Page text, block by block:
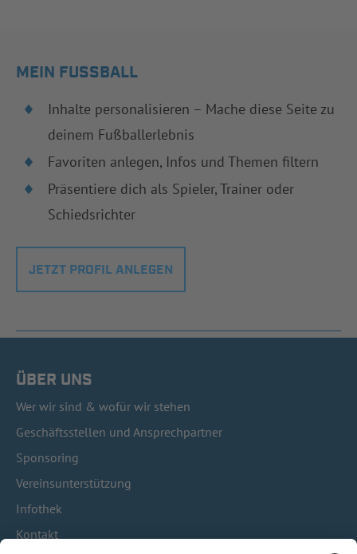
MEIN FUSSBALL
Inhalte personalisieren – Mache diese Seite zu
deinem Fußballerlebnis
Favoriten anlegen, Infos und Themen filtern
Präsentiere dich als Spieler, Trainer oder
Schiedsrichter
JETZT PROFIL ANLEGEN
ÜBER UNS
Wer wir sind & wofür wir stehen
Geschäftsstellen und Ansprechpartner
Sponsoring
Vereinsunterstützung
Infothek
Kontakt